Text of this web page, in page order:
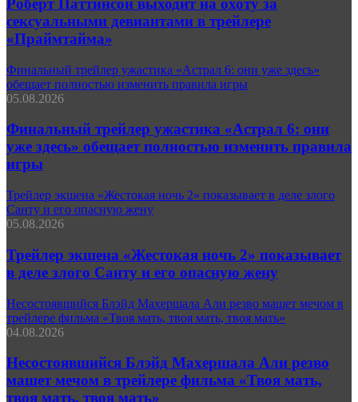
Роберт Паттинсон выходит на охоту за
сексуальными девиантами в трейлере
«Праймтайма»
Финальный трейлер ужастика «Астрал 6: они уже здесь»
обещает полностью изменить правила игры
05.08.2026
Финальный трейлер ужастика «Астрал 6: они
уже здесь» обещает полностью изменить правила
игры
Трейлер экшена «Жестокая ночь 2» показывает в деле злого
Санту и его опасную жену
05.08.2026
Трейлер экшена «Жестокая ночь 2» показывает
в деле злого Санту и его опасную жену
Несостоявшийся Блэйд Махершала Али резво машет мечом в
трейлере фильма «Твоя мать, твоя мать, твоя мать»
04.08.2026
Несостоявшийся Блэйд Махершала Али резво
машет мечом в трейлере фильма «Твоя мать,
твоя мать, твоя мать»